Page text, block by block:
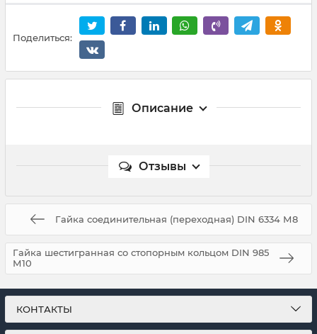
Поделиться:
Описание
Отзывы
Гайка соединительная (переходная) DIN 6334 М8
Гайка шестигранная со стопорным кольцом DIN 985
М10
КОНТАКТЫ